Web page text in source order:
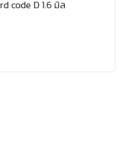
code D 1.6 มิล